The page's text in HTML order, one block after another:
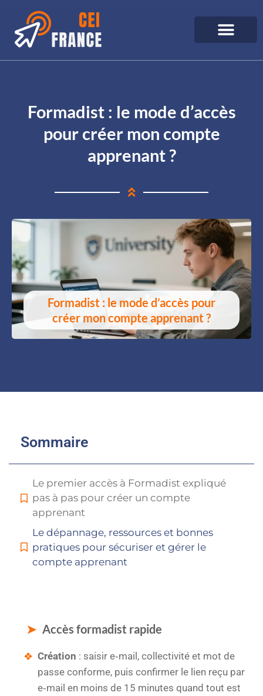
Formadist : le mode d’accès
pour créer mon compte
apprenant ?
Formadist : le mode d’accès pour
créer mon compte apprenant ?
Sommaire
Le premier accès à Formadist expliqué
pas à pas pour créer un compte
apprenant
Le dépannage, ressources et bonnes
pratiques pour sécuriser et gérer le
compte apprenant
Accès formadist rapide
Création : saisir e‑mail, collectivité et mot de
passe conforme, puis confirmer le lien reçu par
e‑mail en moins de 15 minutes quand tout est